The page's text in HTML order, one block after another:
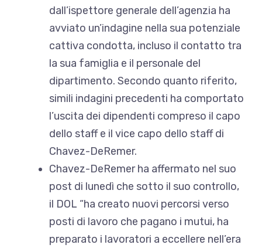
dall’ispettore generale dell’agenzia ha
avviato un’indagine nella sua potenziale
cattiva condotta, incluso il contatto tra
la sua famiglia e il personale del
dipartimento. Secondo quanto riferito,
simili indagini precedenti ha comportato
l’uscita dei dipendenti compreso il capo
dello staff e il vice capo dello staff di
Chavez-DeRemer.
Chavez-DeRemer ha affermato nel suo
post di lunedì che sotto il suo controllo,
il DOL “ha creato nuovi percorsi verso
posti di lavoro che pagano i mutui, ha
preparato i lavoratori a eccellere nell’era